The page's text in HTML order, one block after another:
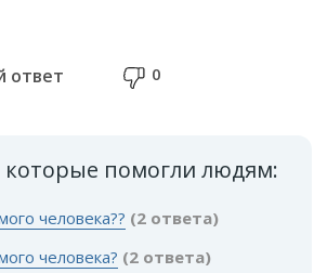
ответ 0
которые помогли людям:
человека?? (2 ответа)
человека? (2 ответа)